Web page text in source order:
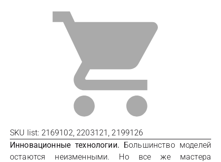
SKU list: 2169102, 2203121, 2199126
Инновационные технологии. Большинство моделей
остаются неизменными. Но все же мастера